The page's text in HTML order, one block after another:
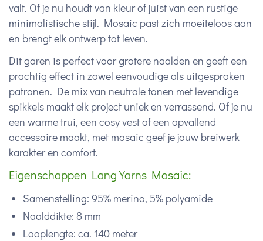
valt. Of je nu houdt van kleur of juist van een rustige
minimalistische stijl. Mosaic past zich moeiteloos aan
en brengt elk ontwerp tot leven.
Dit garen is perfect voor grotere naalden en geeft een
prachtig effect in zowel eenvoudige als uitgesproken
patronen. De mix van neutrale tonen met levendige
spikkels maakt elk project uniek en verrassend. Of je nu
een warme trui, een cosy vest of een opvallend
accessoire maakt, met mosaic geef je jouw breiwerk
karakter en comfort.
Eigenschappen Lang Yarns Mosaic:
Samenstelling: 95% merino, 5% polyamide
Naalddikte: 8 mm
Looplengte: ca. 140 meter